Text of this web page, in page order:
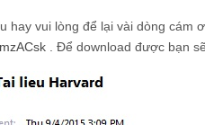
hay vui lòng để lại vài dòng cám
. Để download được bạn